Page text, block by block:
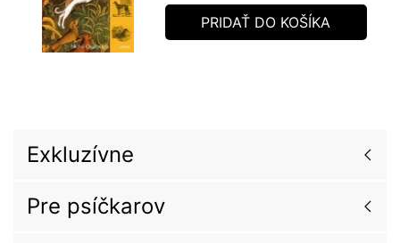
PRIDAŤ DO KOŠÍKA
Exkluzívne
Pre psíčkarov